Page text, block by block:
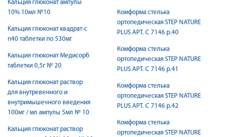
Кальция глюконат ампулы
10% 10мл №10
Кальция глюконат квадрат-с
n40 таблетки по 530мг
Кальция глюконат Медисорб
таблетки 0,5г № 20
Кальция глюконат раствор
для внутревенного и
внутримышечного введения
100мг / мл ампулы 5мл № 10
Кальция глюконат раствор
Комформа стелька
ортопедическая STEP NATURE
PLUS АРТ. С 7146 р.40
Комформа стелька
ортопедическая STEP NATURE
PLUS АРТ. С 7146 р.41
Комформа стелька
ортопедическая STEP NATURE
PLUS АРТ. С 7146 р.42
Комформа стелька
ортопедическая STEP NATURE